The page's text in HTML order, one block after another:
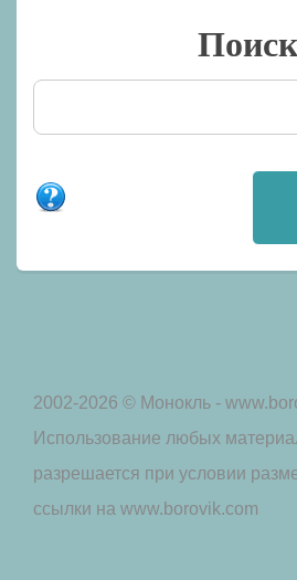
Поиск
2002-2026 © Монокль -
Использование любых
разрешается при условии
ссылки на www.borovik.com